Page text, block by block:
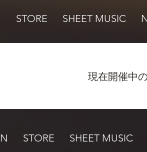
STORE SHEET MUSIC
現在開催中
STORE SHEET MUSIC